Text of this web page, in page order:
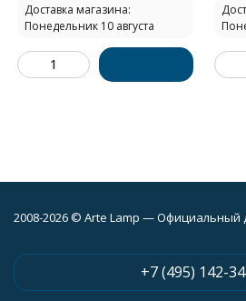
Доставка магазина:
Понедельник 10 августа
2008-2026 © Arte Lamp — Официальный
+7 (495) 142-